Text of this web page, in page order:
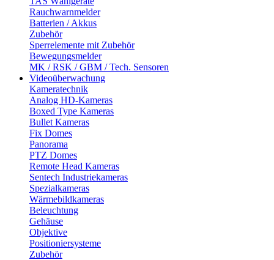
Rauchwarnmelder
Batterien / Akkus
Zubehör
Sperrelemente mit Zubehör
Bewegungsmelder
MK / RSK / GBM / Tech. Sensoren
Videoüberwachung
Kameratechnik
Analog HD-Kameras
Boxed Type Kameras
Bullet Kameras
Fix Domes
Panorama
PTZ Domes
Remote Head Kameras
Sentech Industriekameras
Spezialkameras
Wärmebildkameras
Beleuchtung
Gehäuse
Objektive
Positioniersysteme
Zubehör